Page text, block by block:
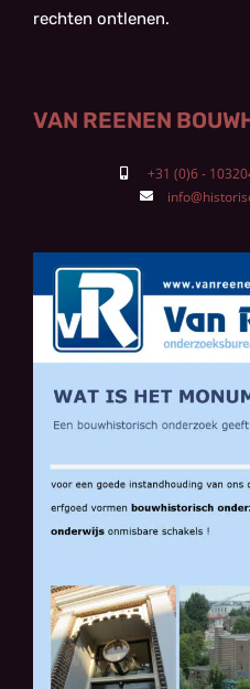
rechten ontlenen.
VAN REENEN
+31 (0)6 -